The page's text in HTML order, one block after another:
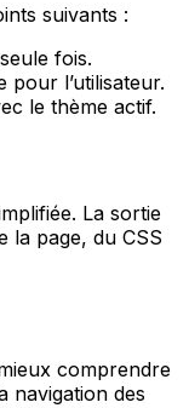
suivants :
fois.
pour l’utilisateur.
le thème actif.
La sortie
la page, du CSS
comprendre
navigation des